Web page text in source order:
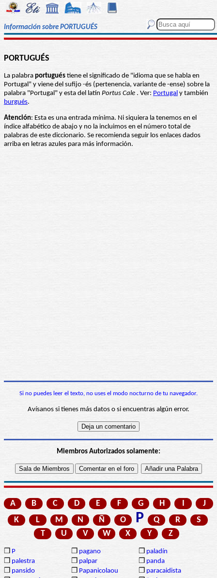
Información sobre PORTUGUÉS
PORTUGUÉS
La palabra portugués tiene el significado de "idioma que se habla en
Portugal" y viene del sufijo -és (pertenencia, variante de -ense) sobre la
palabra "Portugal" y esta del latín Portus Cale . Ver: Portugal y también
burgués.
Atención: Esta es una entrada mínima. Ni siquiera la tenemos en el
índice alfabético de abajo y no la incluimos en el número total de
palabras de este diccionario. Se recomienda seguir los enlaces dados
arriba en letras azules para más información.
Si no puedes leer el texto, no uses el modo nocturno de tu navegador.
Avísanos si tienes más datos o si encuentras algún error.
Miembros Autorizados solamente:
A B C D E F G H I
J
K
L M N Ñ O P Q R
S
T
U V W X Y Z
❒ P ❒ pagano ❒ paladín
❒ palestra ❒ palpar ❒ panda
❒ pansido ❒ Papanicolaou ❒ paracaidista